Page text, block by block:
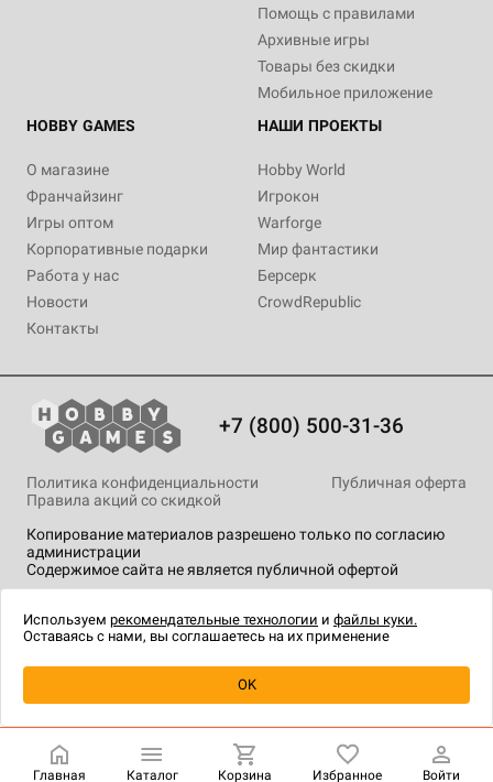
Помощь с правилами
Архивные игры
Товары без скидки
Мобильное приложение
HOBBY GAMES
О магазине
Франчайзинг
Игры оптом
Корпоративные подарки
Работа у нас
Новости
Контакты
НАШИ ПРОЕКТЫ
Hobby World
Игрокон
Warforge
Мир фантастики
Берсерк
CrowdRepublic
+7 (800) 500-31-36
Копирование материалов разрешено только по согласию
администрации
Содержимое сайта не является публичной офертой
Политика конфиденциальности
Публичная оферта
Правила акций со скидкой
технологии.
Главная Каталог Корзина Избранное Войти
Используем рекомендательные технологии и файлы куки.
Оставаясь с нами, вы соглашаетесь на их применение
OK